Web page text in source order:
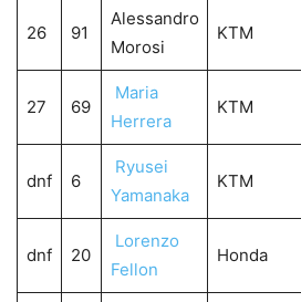
26 91
Alessandro
Morosi
KTM
27 69
Maria
Herrera
KTM
dnf 6
Ryusei
Yamanaka
KTM
dnf 20
Lorenzo
Fellon
Honda